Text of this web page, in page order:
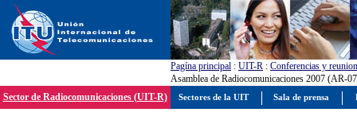
Pagína principal : UIT-R : Conferencias y
Asamblea de Radiocomunicaciones 2007 (AR-
Sector de Radiocomunicaciones (UIT-R)
Sectores de la UIT Sala de prensa